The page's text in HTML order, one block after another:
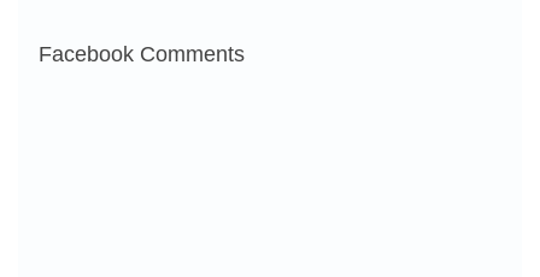
Facebook Comments